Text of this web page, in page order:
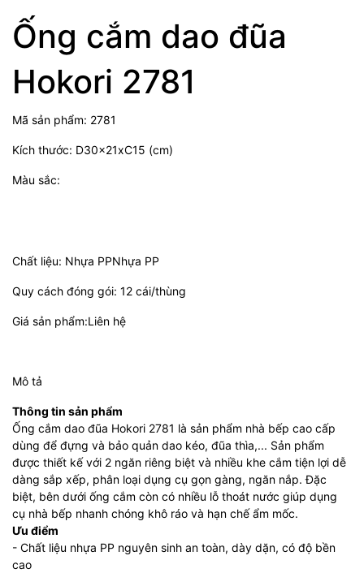
Ống cắm dao đũa
Hokori 2781
Mã sản phẩm: 2781
Kích thước: D30x21xC15 (cm)
Màu sắc:
Chất liệu: Nhựa PPNhựa PP
Quy cách đóng gói: 12 cái/thùng
Giá sản phẩm:Liên hệ
Mô tả
Thông tin sản phẩm
Ống cắm dao đũa Hokori 2781 là sản phẩm nhà bếp cao cấp
dùng để đựng và bảo quản dao kéo, đũa thìa,... Sản phẩm
được thiết kế với 2 ngăn riêng biệt và nhiều khe cắm tiện lợi dễ
dàng sắp xếp, phân loại dụng cụ gọn gàng, ngăn nắp. Đặc
biệt, bên dưới ống cắm còn có nhiều lỗ thoát nước giúp dụng
cụ nhà bếp nhanh chóng khô ráo và hạn chế ẩm mốc.
Ưu điểm
- Chất liệu nhựa PP nguyên sinh an toàn, dày dặn, có độ bền
cao